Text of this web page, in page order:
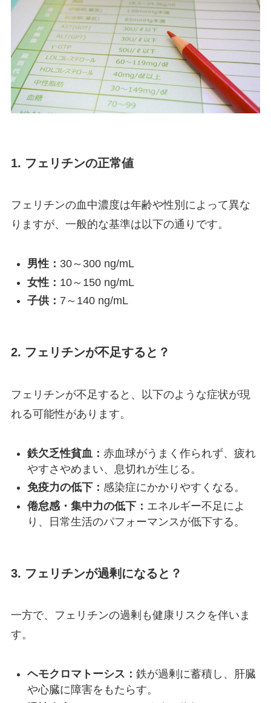
1. フェリチンの正常値
フェリチンの血中濃度は年齢や性別によって異な
りますが、一般的な基準は以下の通りです。
男性： 30～300 ng/mL
女性： 10～150 ng/mL
子供： 7～140 ng/mL
2. フェリチンが不足すると？
フェリチンが不足すると、以下のような症状が現
れる可能性があります。
鉄欠乏性貧血： 赤血球がうまく作られず、疲れ
やすさやめまい、息切れが生じる。
免疫力の低下： 感染症にかかりやすくなる。
倦怠感・集中力の低下： エネルギー不足によ
り、日常生活のパフォーマンスが低下する。
3. フェリチンが過剰になると？
一方で、フェリチンの過剰も健康リスクを伴いま
す。
ヘモクロマトーシス： 鉄が過剰に蓄積し、肝臓
や心臓に障害をもたらす。